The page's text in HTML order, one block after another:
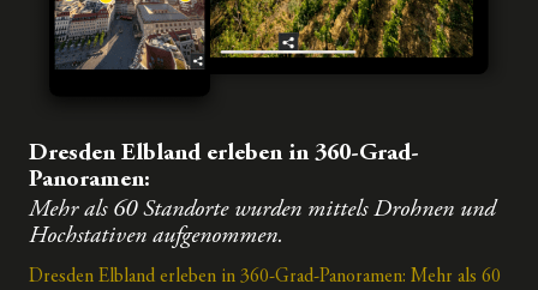
Dresden Elbland erleben in 360-Grad-
Panoramen:
Mehr als 60 Standorte wurden mittels Drohnen und
Hochstativen aufgenommen.
Dresden Elbland erleben in 360-Grad-Panoramen: Mehr als 60